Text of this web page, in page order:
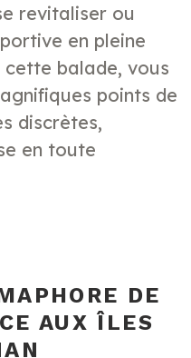
revitaliser ou
en pleine
balade, vous
points de
discrètes,
en toute
DE
AUX ÎLES